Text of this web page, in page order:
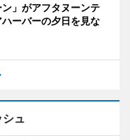
」がアフタヌーンテ
ーバーの夕日を見な
ュ